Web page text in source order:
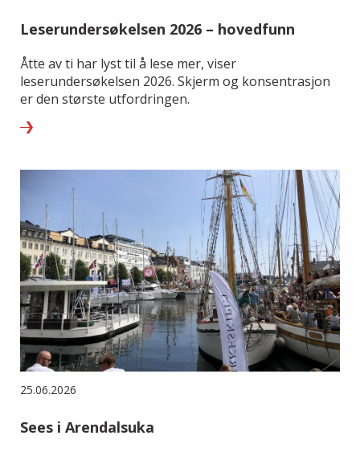
Leserundersøkelsen 2026 – hovedfunn
Åtte av ti har lyst til å lese mer, viser
leserundersøkelsen 2026. Skjerm og konsentrasjon
er den største utfordringen.
25.06.2026
Sees i Arendalsuka